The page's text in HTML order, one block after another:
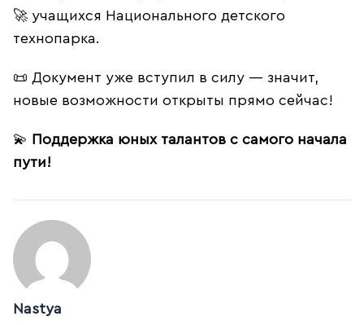
🚀 учащихся Национального детского
технопарка.
📜 Документ уже вступил в силу — значит,
новые возможности открыты прямо сейчас!
💫 Поддержка юных талантов с самого начала
пути!
Nastya